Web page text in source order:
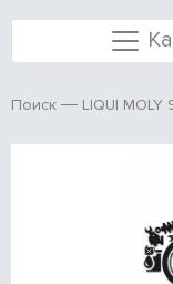
Поиск LIQUI MOLY